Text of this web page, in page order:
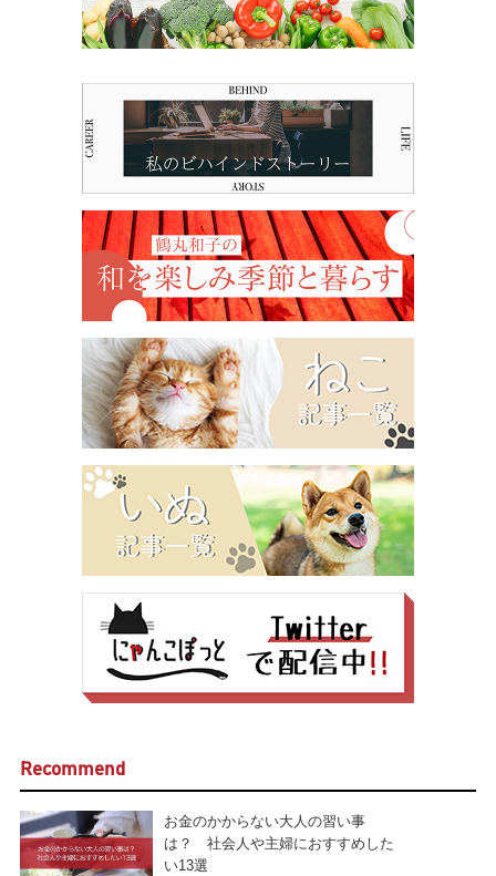
Recommend
お金のかからない大人の習い事
は？ 社会人や主婦におすすめした
い13選